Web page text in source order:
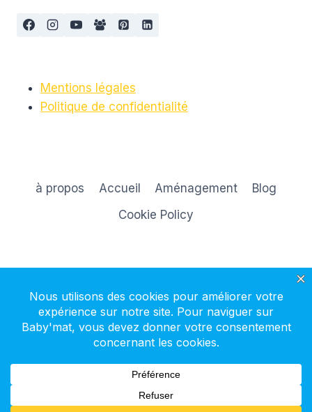
Mentions légales
Politique de confidentialité
à propos Accueil Aménagement
Blog
Cookie Policy
S'inscrire à la newsletter
Kadence WP